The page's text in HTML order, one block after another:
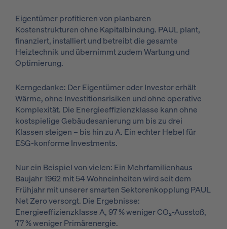
Eigentümer profitieren von planbaren
Kostenstrukturen ohne Kapitalbindung. PAUL plant,
finanziert, installiert und betreibt die gesamte
Heiztechnik und übernimmt zudem Wartung und
Optimierung.
Kerngedanke: Der Eigentümer oder Investor erhält
Wärme, ohne Investitionsrisiken und ohne operative
Komplexität. Die Energieeffizienzklasse kann ohne
kostspielige Gebäudesanierung um bis zu drei
Klassen steigen – bis hin zu A. Ein echter Hebel für
ESG-konforme Investments.
Nur ein Beispiel von vielen: Ein Mehrfamilienhaus
Baujahr 1962 mit 54 Wohneinheiten wird seit dem
Frühjahr mit unserer smarten Sektorenkopplung PAUL
Net Zero versorgt. Die Ergebnisse:
Energieeffizienzklasse A, 97 % weniger CO₂-Ausstoß,
77 % weniger Primärenergie.